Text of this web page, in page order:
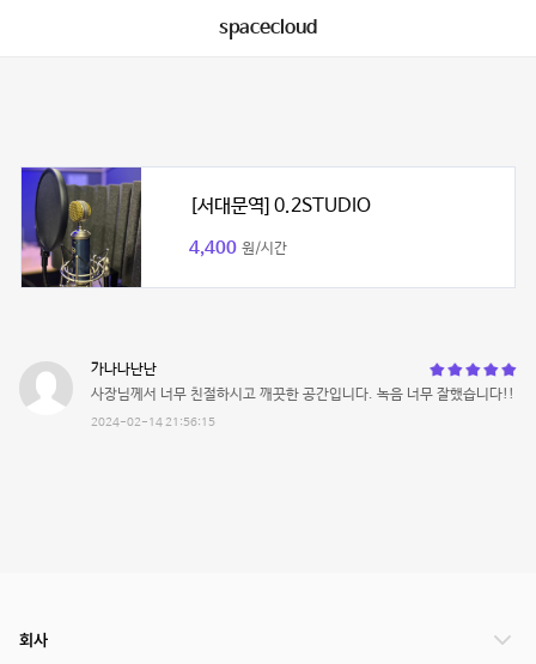
spacecloud
[서대문역] 0.2STUDIO
4,400 원/시간
가나나난난
사장님께서 너무 친절하시고 깨끗한 공간입니다. 녹음 너무 잘했습니다!!
2024-02-14 21:56:15
회사